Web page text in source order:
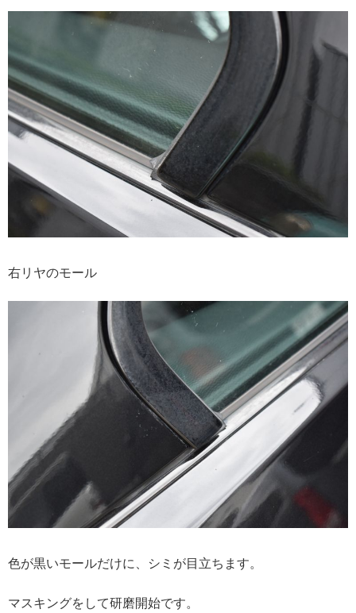
右リヤのモール
色が黒いモールだけに、シミが目立ちます。
マスキングをして研磨開始です。